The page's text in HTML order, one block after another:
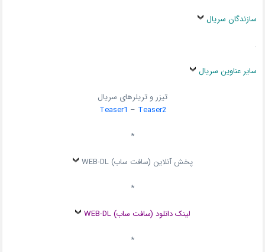
سازندگان سریال
.
سایر عناوین سریال
تیزر و تریلرهای سریال
Teaser1 – Teaser2
*
پخش آنلاین (سافت ساب) WEB-DL
*
لینک دانلود (سافت ساب) WEB-DL
*